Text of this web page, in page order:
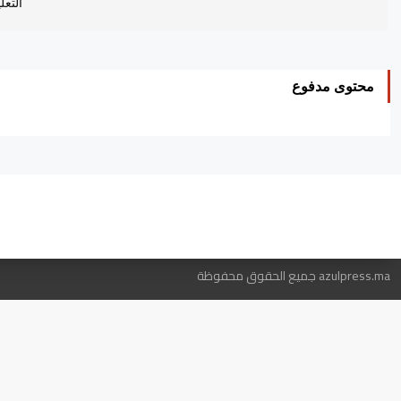
محتوى مدفوع
azulpress.ma جميع الحقوق محفوظة